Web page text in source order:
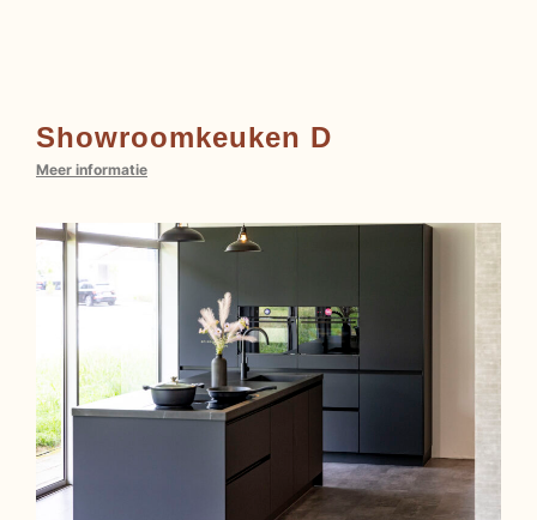
Showroomkeuken D
Meer informatie